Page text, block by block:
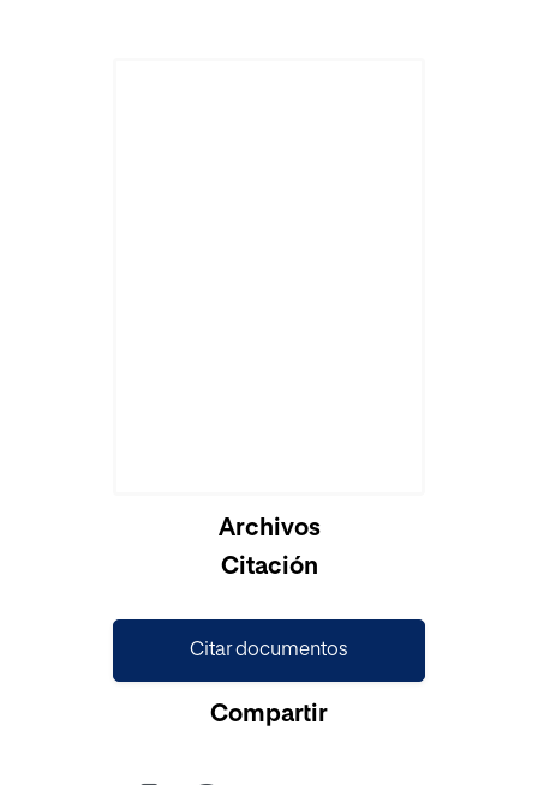
Archivos
Citación
Citar documentos
Compartir